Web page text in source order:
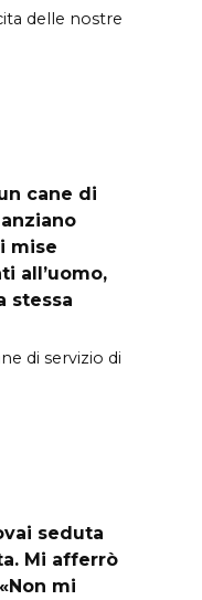
delle nostre
cane di
mise
all’uomo,
stessa
di servizio di
seduta
Mi afferrò
mi